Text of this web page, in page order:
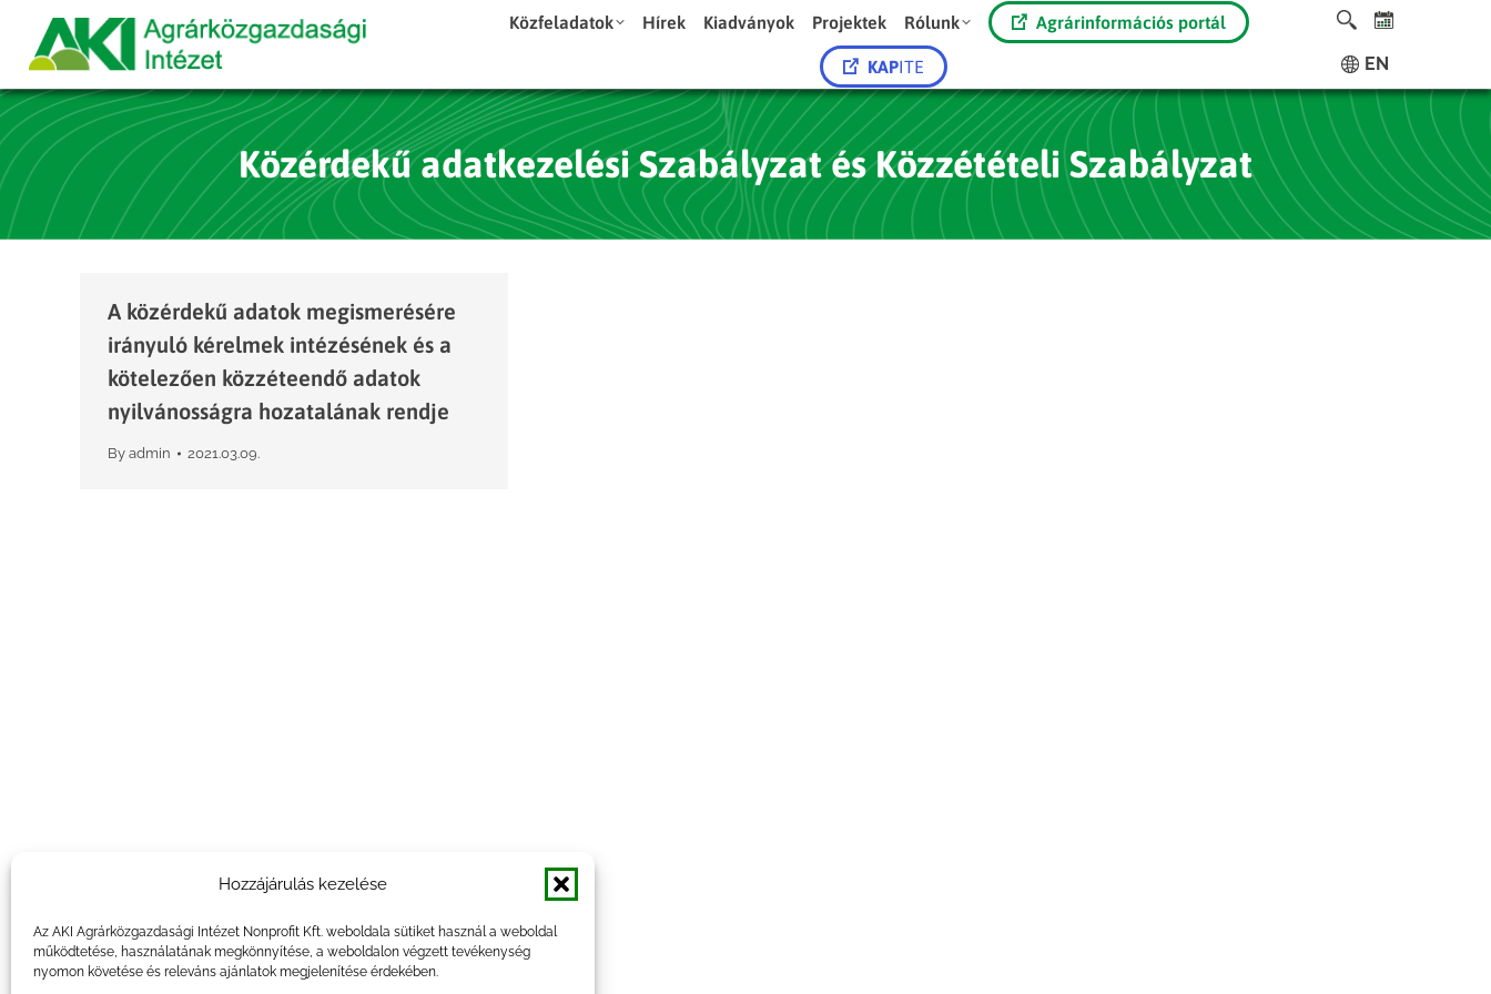
Hozzájárulás kezelése
Az AKI Agrárközgazdasági Intézet Nonprofit Kft. weboldala sütiket használ a weboldal
működtetése, használatának megkönnyítése, a weboldalon végzett tevékenység
nyomon követése és releváns ajánlatok megjelenítése érdekében.
Közfeladatok Hírek Kiadványok Projektek Rólunk Agrárinformációs portál
KAPITE EN
Közérdekű adatkezelési Szabályzat és Közzétételi Szabályzat
A közérdekű adatok megismerésére
irányuló kérelmek intézésének és a
kötelezően közzéteendő adatok
nyilvánosságra hozatalának rendje
By admin 2021.03.09.